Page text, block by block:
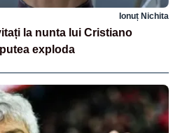
Ionuț Nichita
la nunta lui Cristiano
exploda